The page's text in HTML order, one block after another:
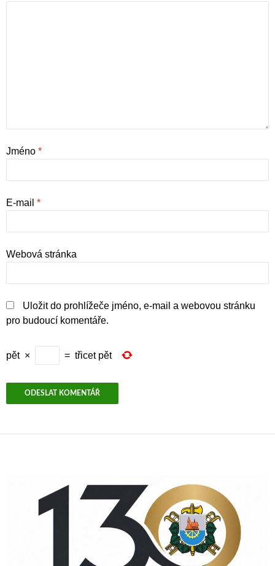
Jméno *
E-mail *
Webová stránka
Uložit do prohlížeče jméno, e-mail a webovou stránku
pro budoucí komentáře.
pět × = třicet pět